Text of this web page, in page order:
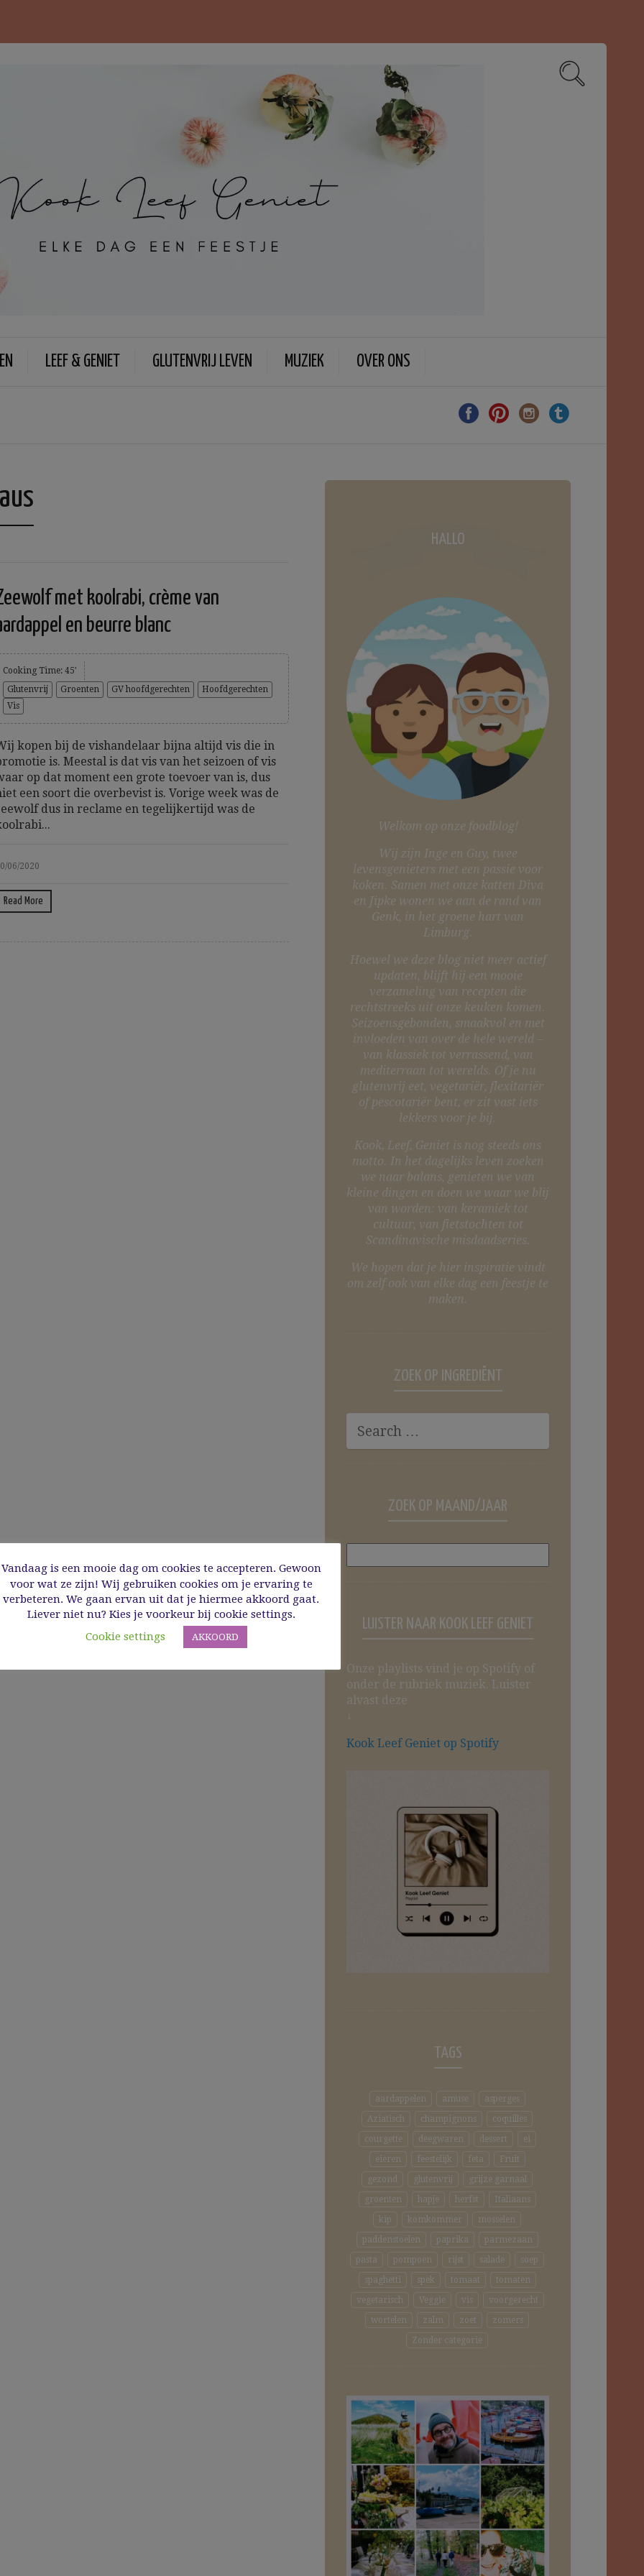
LEEF & GENIET GLUTENVRIJ LEVEN MUZIEK OVER ONS
met koolrabi, crème van
en beurre blanc
Cooking Time: 45'
Glutenvrij
Groenten GV hoofdgerechten
Hoofdgerechten
Vis
kopen bij de vishandelaar bijna altijd vis die in
is. Meestal is dat vis van het seizoen of vis
op dat moment een grote toevoer van is, dus
een soort die overbevist is. Vorige week was de
dus in reclame en tegelijkertijd was de
06/2020
Read More
HALLO
Welkom op onze foodblog!
Wij zijn Inge en Guy, twee
levensgenieters met een passie voor
koken. Samen met onze katten Diva
en Jipke wonen we aan de rand van
Genk, in het groene hart van
Limburg.
Hoewel we deze blog niet meer actief
updaten, blijft hij een mooie
verzameling van recepten die
rechtstreeks uit onze keuken komen.
Seizoensgebonden, smaakvol en met
invloeden van over de hele wereld –
van klassiek tot verrassend, van
mediterraan tot werelds. Of je nu
glutenvrij eet, vegetariër, flexitariër
of pescotariër bent, er zit vast iets
lekkers voor je bij.
Kook, Leef, Geniet is nog steeds ons
motto. In het dagelijks leven zoeken
we naar balans, genieten we van
kleine dingen en doen we waar we blij
van worden: van keramiek tot
cultuur, van fietstochten tot
Scandinavische misdaadseries.
We hopen dat je hier inspiratie vindt
om zelf ook van elke dag een feestje te
maken.
ZOEK OP INGREDIËNT
ZOEK OP MAAND/JAAR
LUISTER NAAR KOOK LEEF GENIET
Onze playlists vind je op Spotify of
onder de rubriek muziek. Luister
alvast deze
↓
Kook Leef Geniet op Spotify
TAGS
aardappelen amuse
asperges
Aziatisch
champignons
coquilles
courgette
deegwaren dessert
ei
eieren
feestelijk feta
Fruit
gezond
glutenvrij
grijze garnaal
groenten
hapje herfst
Italiaans
kip
komkommer
mosselen
paddenstoelen
paprika
parmezaan
pasta
pompoen rijst salade
soep
spaghetti
spek tomaat
tomaten
vegetarisch
Veggie vis
voorgerecht
wortelen
zalm zoet
zomers
Zonder categorie
Vandaag is een mooie dag om cookies te accepteren. Gewoon
voor wat ze zijn! Wij gebruiken cookies om je ervaring te
verbeteren. We gaan ervan uit dat je hiermee akkoord gaat.
Liever niet nu? Kies je voorkeur bij cookie settings.
Cookie settings
AKKOORD